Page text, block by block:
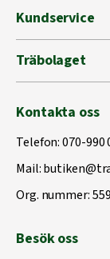
Kundservice
Träbolaget
Kontakta oss
Telefon:070-990
Mail:
Org. nummer:
Besök oss